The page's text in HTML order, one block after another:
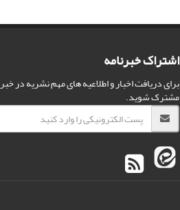
اشتراک خبرنامه
برای دریافت اخبار و اطلاعیه های مهم نشریه در
مشترک شوید.